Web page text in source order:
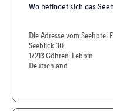
Wo befindet sich das
Die Adresse vom Seehotel
Seeblick 30
17213 Göhren-Lebbin
Deutschland